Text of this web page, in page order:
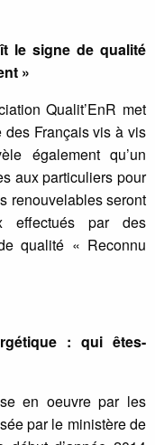
le signe de qualité
»
Qualit’EnR met
Français vis à vis
également qu’un
aux particuliers pour
renouvelables seront
effectués par des
qualité « Reconnu
: qui êtes-
en oeuvre par les
par le ministère de